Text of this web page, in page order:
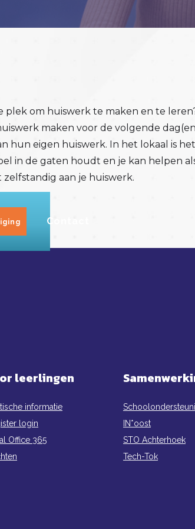
plek om huiswerk te maken en te
maken voor de volgende
hun eigen huiswerk. In het lokaal is
in de gaten houdt en je kan helpen
aan je huiswerk.
Contact
leerlingen
informatie
login
Office 365
IN*oost
STO Achterhoek
Tech-Tok